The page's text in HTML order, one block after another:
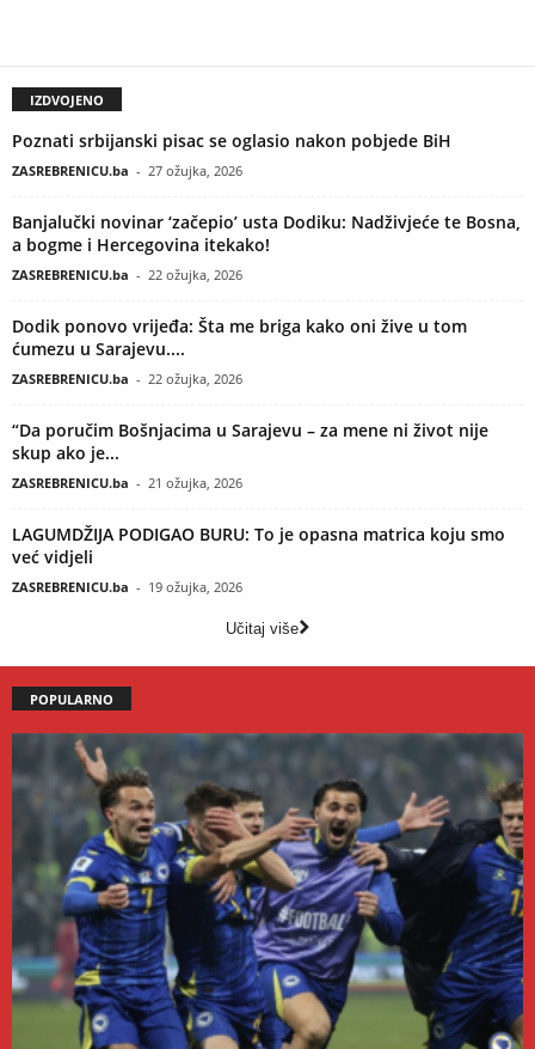
IZDVOJENO
Poznati srbijanski pisac se oglasio nakon pobjede BiH
ZASREBRENICU.ba - 27 ožujka, 2026
Banjalučki novinar ‘začepio’ usta Dodiku: Nadživjeće te Bosna,
a bogme i Hercegovina itekako!
ZASREBRENICU.ba - 22 ožujka, 2026
Dodik ponovo vrijeđa: Šta me briga kako oni žive u tom
ćumezu u Sarajevu....
ZASREBRENICU.ba - 22 ožujka, 2026
“Da poručim Bošnjacima u Sarajevu – za mene ni život nije
skup ako je...
ZASREBRENICU.ba - 21 ožujka, 2026
LAGUMDŽIJA PODIGAO BURU: To je opasna matrica koju smo
već vidjeli
ZASREBRENICU.ba - 19 ožujka, 2026
Učitaj više
POPULARNO